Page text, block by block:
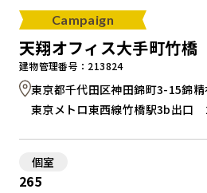
Campaign
天翔オフィス大手町竹橋
建物管理番号：213824
東京都千代田区神田錦町3-15錦
東京メトロ東西線竹橋駅3b出口
個室
265